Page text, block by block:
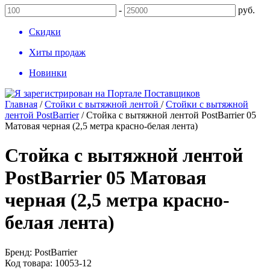
- руб.
Скидки
Хиты продаж
Новинки
Главная /Стойки с вытяжной лентой /Стойки с вытяжной
лентой PostBarrier/Стойка с вытяжной лентой PostBarrier 05
Матовая черная (2,5 метра красно-белая лента)
Стойка с вытяжной лентой
PostBarrier 05 Матовая
черная (2,5 метра красно-
белая лента)
Бренд: PostBarrier
Код товара: 10053-12